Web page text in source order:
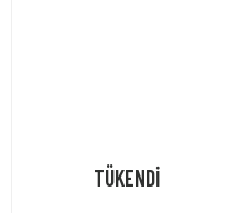
TÜKENDİ